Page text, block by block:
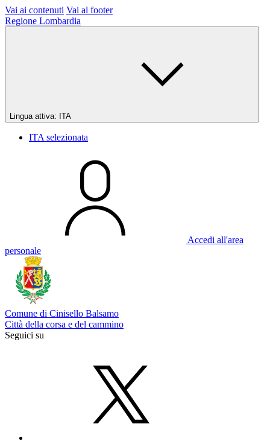
Vai ai contenuti Vai al footer
Regione Lombardia
Lingua attiva: ITA
ITA selezionata
Accedi all'area
personale
Comune di Cinisello Balsamo
Città della corsa e del cammino
Seguici su